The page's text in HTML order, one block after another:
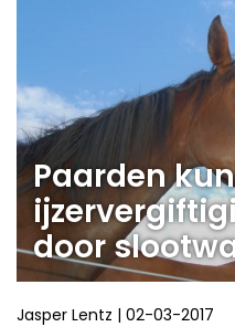
Paarden
door
Jasper Lentz | 02-03-2017